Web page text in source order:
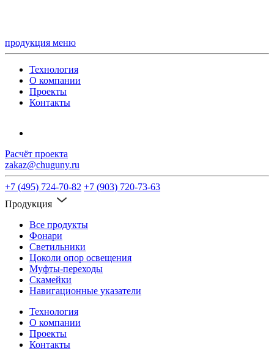
продукция меню
Технология
О компании
Проекты
Контакты
Расчёт проекта
zakaz@chuguny.ru
+7 (495) 724-70-82 +7 (903) 720-73-63
Продукция
Все продукты
Фонари
Светильники
Цоколи опор освещения
Муфты-переходы
Скамейки
Навигационные указатели
Технология
О компании
Проекты
Контакты